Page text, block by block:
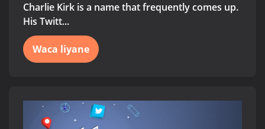
Charlie Kirk is a name that frequently comes up.
His Twitt...
Waca liyane